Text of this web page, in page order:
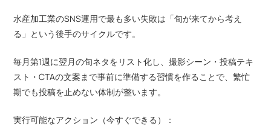
水産加工業のSNS運用で最も多い失敗は「旬が来てから考え
る」という後手のサイクルです。
毎月第1週に翌月の旬ネタをリスト化し、撮影シーン・投稿テキ
スト・CTAの文案まで事前に準備する習慣を作ることで、繁忙
期でも投稿を止めない体制が整います。
実行可能なアクション（今すぐできる）：